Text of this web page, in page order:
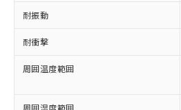
耐振動
耐衝撃
周囲温度範囲
周囲湿度範囲
記載している更新日
タに基づき作成され
覧された時点での実
準価格とは異なる場
正式な納期状況およ
様のお取引先、また
鉛(Pb) 1000ppm以下、 水銀(Hg)
六価クロム(Cr(Ⅵ)) 1000ppm以下
類(PBB) 1000ppm以下、ポリ臭化
(PBDE) 1000ppm以下、フタル酸
ル) (DEHP)(別名：DOP)
ルベンジル（BBP） 1000ppm以
（DBP） 1000ppm以下、フタル
*中国RoHS10物質の基準値 (GB/
Pb(鉛) :1000ppm、 Hg(水銀) :
Cr(Ⅵ)(六価クロム) : 1000ppm、
ニル類) : 1000ppm、 PBDEs(ポリ
（以下｢規制貨物等
または国外への提供
国政府の輸出許可(
可)を取得するなど
当社は規制貨物を破
全に破砕するなど、
いよう必要な手段を
○ 一定数以上の在
△ 一定数には満た